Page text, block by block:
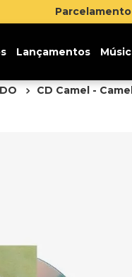
Lançamentos
CD Camel -